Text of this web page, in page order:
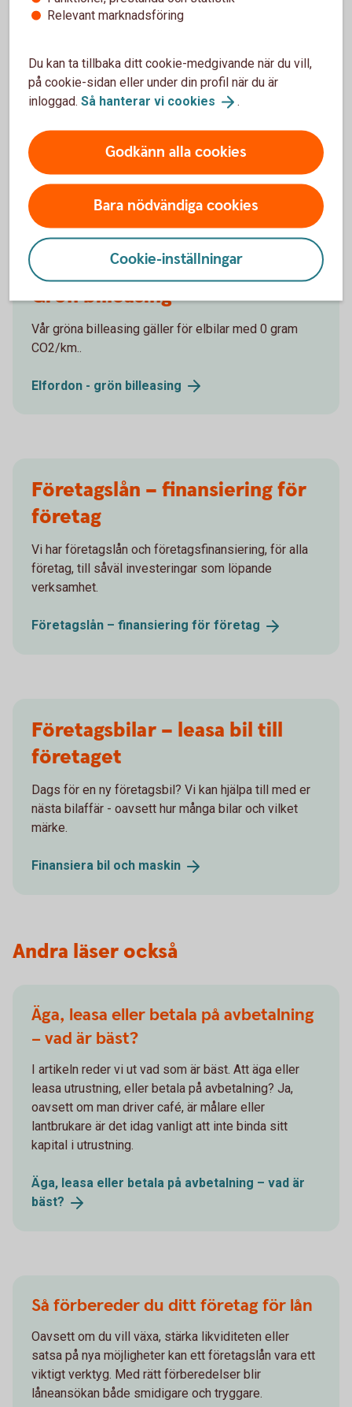
av ekonomi, körmönster och skatteregler.
skapar ni bättre förutsättningar för en bilpolicy som
fungerar långsiktigt, för både verksamheten och
medarbetarna.
Besök Skatteverket för mer information
Drivmedelsförmåner
tjänsten
Grön billeasing
Vår gröna billeasing gäller för elbilar med 0 gram
CO2/km..
Elfordon - grön billeasing
Företagslån – finansiering för
företag
Vi har företagslån och företagsfinansiering, för alla
företag, till såväl investeringar som löpande
verksamhet.
Företagslån – finansiering för företag
Företagsbilar – leasa bil till
företaget
Dags för en ny företagsbil? Vi kan hjälpa till med er
nästa bilaffär - oavsett hur många bilar och vilket
märke.
Finansiera bil och maskin
Andra läser också
Äga, leasa eller betala på avbetalning
– vad är bäst?
I artikeln reder vi ut vad som är bäst. Att äga eller
leasa utrustning, eller betala på avbetalning? Ja,
oavsett om man driver café, är målare eller
lantbrukare är det idag vanligt att inte binda sitt
kapital i utrustning.
Äga, leasa eller betala på avbetalning – vad är
bäst?
Så förbereder du ditt företag för lån
Oavsett om du vill växa, stärka likviditeten eller
satsa på nya möjligheter kan ett företagslån vara ett
viktigt verktyg. Med rätt förberedelser blir
låneansökan både smidigare och tryggare.
Relevant marknadsföring
Du kan ta tillbaka ditt cookie-medgivande när du vill,
på cookie-sidan eller under din profil när du är
inloggad. Så hanterar vi cookies .
Godkänn alla cookies
Bara nödvändiga cookies
Cookie-inställningar